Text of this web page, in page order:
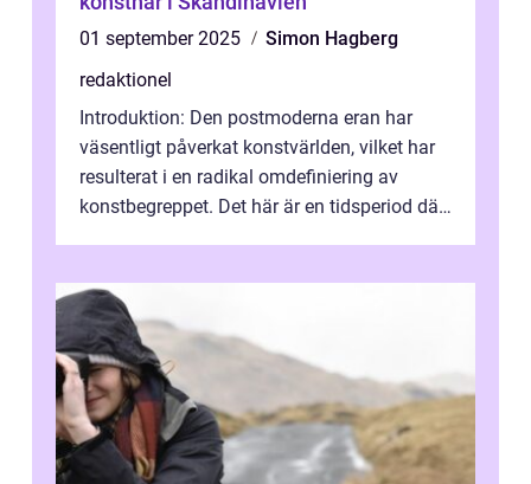
01 september 2025
Simon Hagberg
redaktionel
Introduktion: Den postmoderna eran har
väsentligt påverkat konstvärlden, vilket har
resulterat i en radikal omdefiniering av
konstbegreppet. Det här är en tidsperiod där